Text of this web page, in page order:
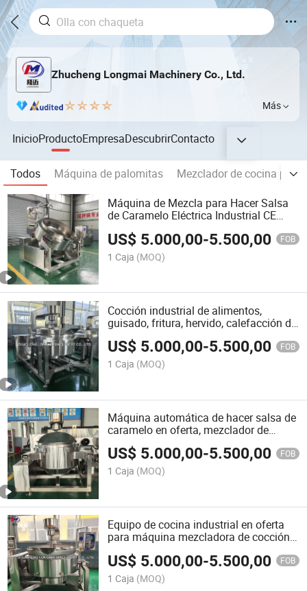
Zhucheng Longmai Machinery Co., Ltd.
Más
InicioProductoEmpresaDescubrirContacto
Todos Máquina de palomitas
Mezclador de cocina
Máquina de Mezcla para Hacer Salsa
de Caramelo Eléctrica Industrial CE
US$ 5.000,00-5.500,00 FOB
1 Caja (MOQ)
Cocción industrial de alimentos,
guisado, fritura, hervido, calefacción de
gas natural, automatizado, planetario
US$ 5.000,00-5.500,00 FOB
1 Caja (MOQ)
Máquina automática de hacer salsa de
caramelo en oferta, mezclador de
cocina para dulces
US$ 5.000,00-5.500,00 FOB
1 Caja (MOQ)
Equipo de cocina industrial en oferta
para máquina mezcladora de cocción
US$ 5.000,00-5.500,00 FOB
1 Caja (MOQ)